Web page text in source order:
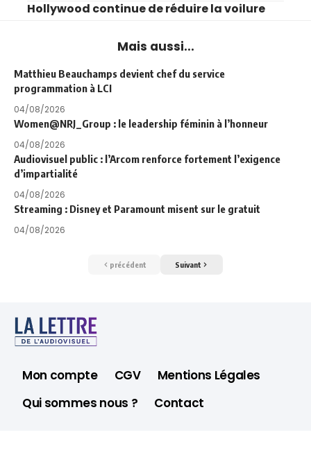
Hollywood continue de réduire la voilure
Mais aussi...
Matthieu Beauchamps devient chef du service
programmation à LCI
04/08/2026
Women@NRJ_Group : le leadership féminin à l’honneur
04/08/2026
Audiovisuel public : l’Arcom renforce fortement l’exigence
d’impartialité
04/08/2026
Streaming : Disney et Paramount misent sur le gratuit
04/08/2026
précédent Suivant
Mon compte CGV
Mentions Légales
Qui sommes nous ?
Contact